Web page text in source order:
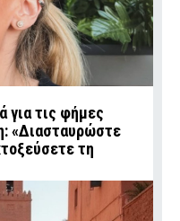
για τις φήμες
«Διασταυρώστε
τη